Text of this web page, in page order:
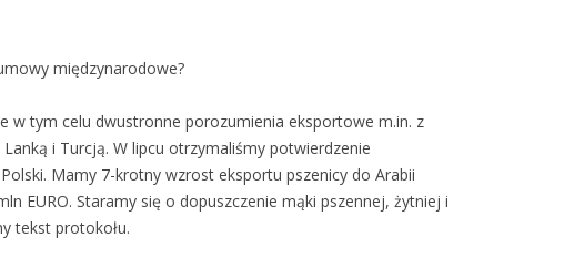
międzynarodowe?
w tym celu dwustronne porozumienia eksportowe m.in. z
i Turcją. W lipcu otrzymaliśmy potwierdzenie
Mamy 7-krotny wzrost eksportu pszenicy do Arabii
EURO. Staramy się o dopuszczenie mąki pszennej, żytniej i
tekst protokołu.